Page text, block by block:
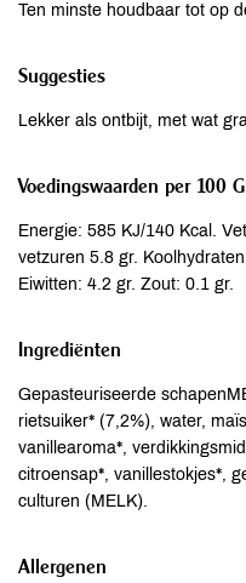
Ten minste houdbaar tot op
Suggesties
Lekker als ontbijt, met wat
Voedingswaarden per 100
Energie: 585 KJ/140 Kcal.
vetzuren 5.8 gr.
Eiwitten: 4.2 gr. Zout: 0.1 gr.
Ingrediënten
Gepasteuriseerde
rietsuiker* (7,2%), water,
vanillearoma*,
citroensap*, vanillestokjes*,
culturen (MELK).
Allergenen